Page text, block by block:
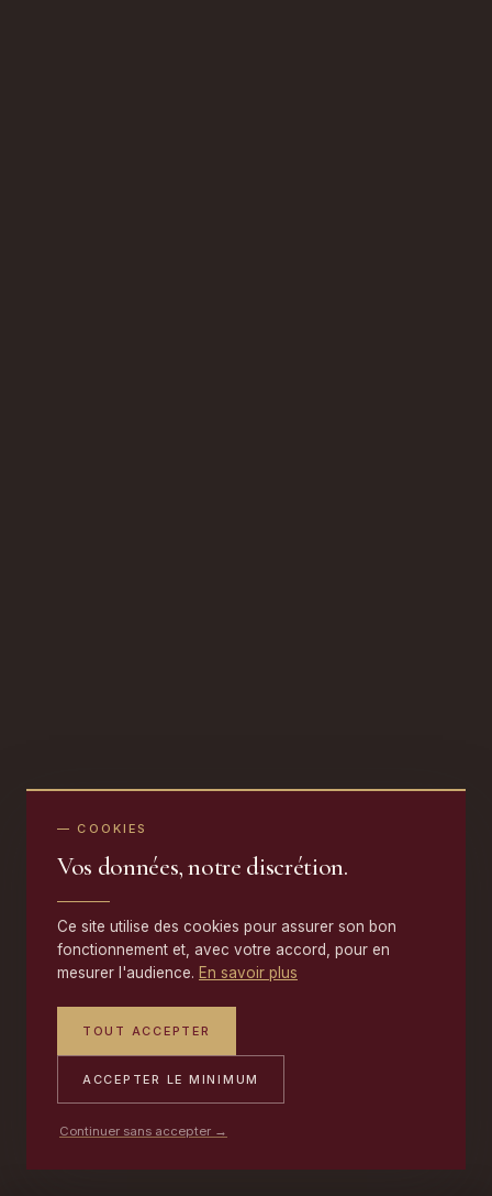
— COOKIES
Vos données, notre discrétion.
Ce site utilise des cookies pour assurer son bon
fonctionnement et, avec votre accord, pour en
mesurer l'audience. En savoir plus
TOUT ACCEPTER
ACCEPTER LE MINIMUM
Continuer sans accepter →